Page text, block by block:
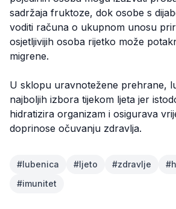
sadržaja fruktoze, dok osobe s
voditi računa o ukupnom unosu
osjetljivijih osoba rijetko može
migrene.
U sklopu uravnotežene prehrane,
najboljih izbora tijekom ljeta jer
hidratizira organizam i osigurava
doprinose očuvanju zdravlja.
#lubenica #ljeto #zdravlje #
#imunitet